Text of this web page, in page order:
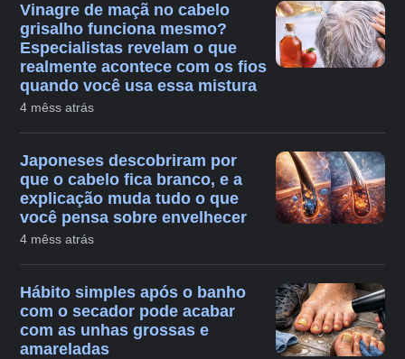
Vinagre de maçã no cabelo
grisalho funciona mesmo?
Especialistas revelam o que
realmente acontece com os fios
quando você usa essa mistura
4 mêss atrás
Japoneses descobriram por
que o cabelo fica branco, e a
explicação muda tudo o que
você pensa sobre envelhecer
4 mêss atrás
Hábito simples após o banho
com o secador pode acabar
com as unhas grossas e
amareladas